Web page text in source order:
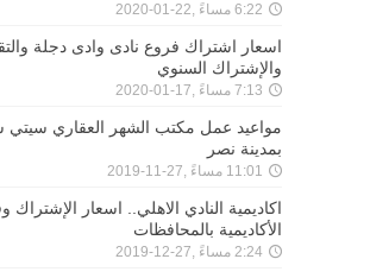
6:22 مساءً ,22-01-2020
اسعار اشتراك فروع نادى وادى دجلة
والإشتراك السنوي
7:13 مساءً ,17-01-2020
مواعيد عمل مكتب الشهر العقاري سيتي
بمدينة نصر
11:01 مساءً ,27-11-2019
اكاديمية النادي الاهلي.. اسعار الإشتراك
الأكاديمية بالمحافظات
2:24 مساءً ,27-12-2019